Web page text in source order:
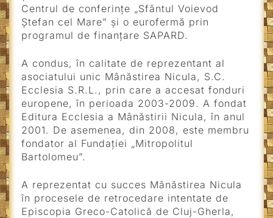
Centrul de conferințe „Sfântul Voievod
Ștefan cel Mare” și o eurofermă prin
programul de finanţare SAPARD.
A condus, în calitate de reprezentant al
asociatului unic Mânăstirea Nicula, S.C.
Ecclesia S.R.L., prin care a accesat fonduri
europene, în perioada 2003-2009. A fondat
Editura Ecclesia a Mânăstirii Nicula, în anul
2001. De asemenea, din 2008, este membru
fondator al Fundației „Mitropolitul
Bartolomeu”.
A reprezentat cu succes Mânăstirea Nicula
în procesele de retrocedare intentate de
Episcopia Greco-Catolică de Cluj-Gherla,